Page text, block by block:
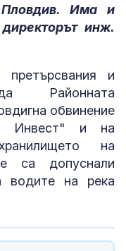
Има и
инж.
и
Районната
обвинение
Инвест" и на
на
са допуснали
водите на река